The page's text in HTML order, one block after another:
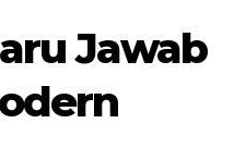
Jawab